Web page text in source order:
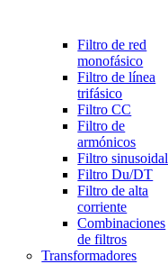
Filtro de red
monofásico
Filtro de línea
trifásico
Filtro CC
Filtro de
armónicos
Filtro sinusoidal
Filtro Du/DT
Filtro de alta
corriente
Combinaciones
de filtros
Transformadores